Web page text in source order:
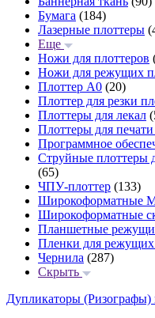
Бумага (184)
Лазерные плоттеры
Еще
Ножи для плоттеров
Ножи для режущих
Плоттер А0 (20)
Плоттер для резки
Плоттеры для лекал
Плоттеры для
Программное
Струйные плоттеры
(65)
ЧПУ-плоттер (133)
Широкоформатные
Широкоформатные
Планшетные
Пленки для режущих
Чернила (287)
Скрыть
Дупликаторы (Ризографы)